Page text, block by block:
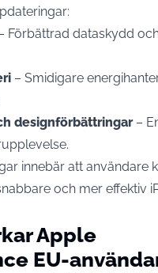
Förbättrad dataskydd
– Smidigare
designförbättringar–
innebär att användare
och mer effektiv
Apple
EU-